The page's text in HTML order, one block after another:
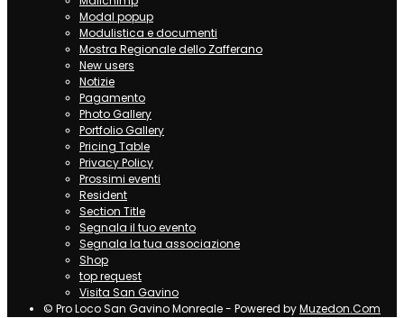
Modal popup
Modulistica e documenti
Mostra Regionale dello Zafferano
New users
Notizie
Pagamento
Photo Gallery
Portfolio Gallery
Pricing Table
Privacy Policy
Prossimi eventi
Resident
Section Title
Segnala il tuo evento
Segnala la tua associazione
Shop
top request
Visita San Gavino
© Pro Loco San Gavino Monreale - Powered byMuzedon.Com